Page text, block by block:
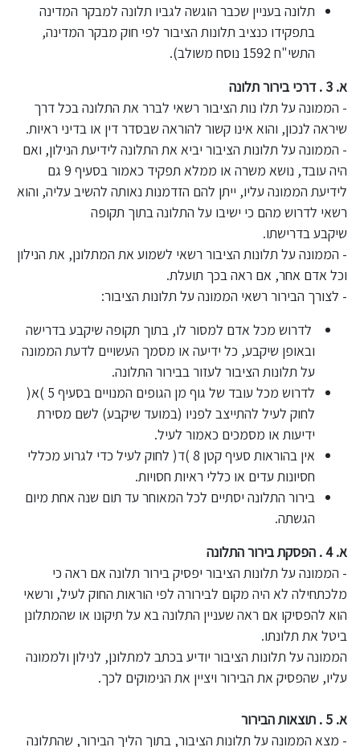
תלונה בעניין שכבר הוגשה לגביו תלונה למבקר המדינה
בתפקידו כנציב תלונות הציבור לפי חוק מבקר המדינה,
התשי"ח 1592 נוסח משולב).
א. 3 . דרכי בירור תלונה
- הממונה על תלו נות הציבור רשאי לברר את התלונה בכל דרך
שיראה לנכון, והוא אינו קשור להוראה שבסדר דין או בדיני ראיות.
- הממונה על תלונות הציבור יביא את התלונה לידיעת הנילון, ואם
היה עובד, נושא משרה או ממלא תפקיד כאמור בסעיף 9 גם
לידיעת הממונה עליו, ייתן להם הזדמנות נאותה להשיב עליה, והוא
רשאי לדרוש מהם כי ישיבו על התלונה בתוך תקופה
שיקבע בדרישתו.
- הממונה על תלונות הציבור רשאי לשמוע את המתלונן, את הנילון
וכל אדם אחר, אם ראה בכך תועלת.
- לצורך הבירור רשאי הממונה על תלונות הציבור:
לדרוש מכל אדם למסור לו, בתוך תקופה שיקבע בדרישה
ובאופן שיקבע, כל ידיעה או מסמך העשויים לדעת הממונה
על תלונות הציבור לעזור בבירור התלונה.
לדרוש מכל עובד של גוף מן הגופים המנויים בסעיף 5 )א(
לחוק לעיל להתייצב לפניו (במועד שיקבע) לשם מסירת
ידיעות או מסמכים כאמור לעיל.
אין בהוראות סעיף קטן 8 )ד( לחוק לעיל כדי לגרוע מכללי
חסיונות עדים או כללי ראיות חסויות.
בירור התלונה יסתיים לכל המאוחר עד תום שנה אחת מיום
הגשתה.
א. 4 . הפסקת בירור התלונה
- הממונה על תלונות הציבור יפסיק בירור תלונה אם ראה כי
מלכתחילה לא היה מקום לבירורה לפי הוראות החוק לעיל, ורשאי
הוא להפסיקו אם ראה שעניין התלונה בא על תיקונו או שהמתלונן
ביטל את תלונתו.
הממונה על תלונות הציבור יודיע בכתב למתלונן, לנילון ולממונה
עליו, שהפסיק את הבירור ויציין את הנימוקים לכך.
א. 5 . תוצאות הבירור
- מצא הממונה על תלונות הציבור, בתוך הליך הבירור, שהתלונה